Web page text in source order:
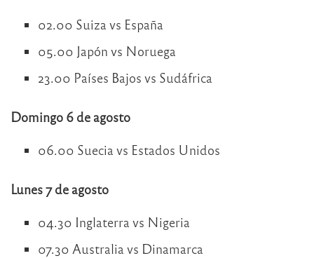
02.00 Suiza vs España
05.00 Japón vs Noruega
23.00 Países Bajos vs Sudáfrica
Domingo 6 de agosto
06.00 Suecia vs Estados Unidos
Lunes 7 de agosto
04.30 Inglaterra vs Nigeria
07.30 Australia vs Dinamarca